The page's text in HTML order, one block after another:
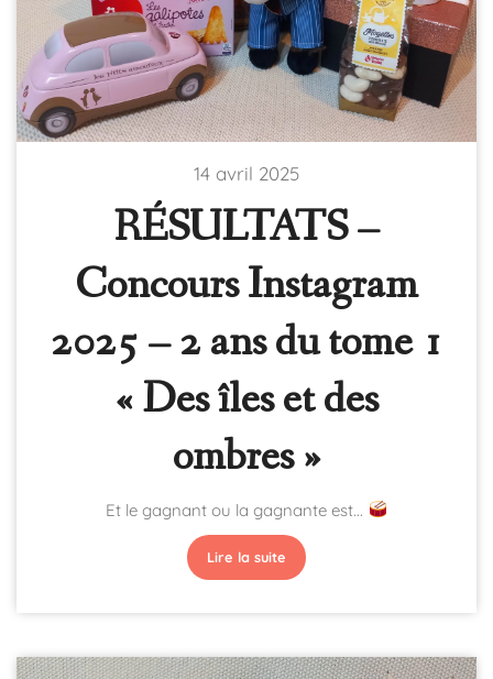
14 avril 2025
RÉSULTATS –
Concours Instagram
2025 – 2 ans du tome 1
« Des îles et des
ombres »
Et le gagnant ou la gagnante est...
Lire la suite